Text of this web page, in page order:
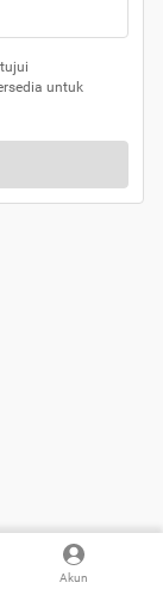
Akun
untuk